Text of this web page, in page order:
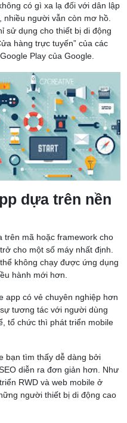
có gì xa lạ đối với dân lập
người vẫn còn mơ hồ.
sử dụng cho thiết bị di động
hàng trực tuyến” của các
Play của Google.
dựa trên nền
trên mã hoặc framework cho
cho một số máy nhất định.
không chạy được ứng dụng
hành mới hơn.
app có vẻ chuyên nghiệp hơn
tương tác với người dùng
tổ chức thì phát triển mobile
bạn tìm thấy dễ dàng bởi
diễn ra đơn giản hơn. Như
RWD và web mobile ở
người thiết bị di động cao